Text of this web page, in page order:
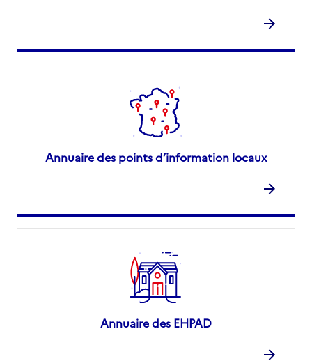
Annuaire des points d’information locaux
Annuaire des EHPAD